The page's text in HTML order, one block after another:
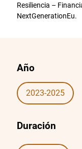
Resiliencia –
NextGenerationEu.
Año
2023-2025
Duración